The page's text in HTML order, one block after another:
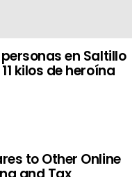
en Saltillo
kilos de heroína
to Other Online